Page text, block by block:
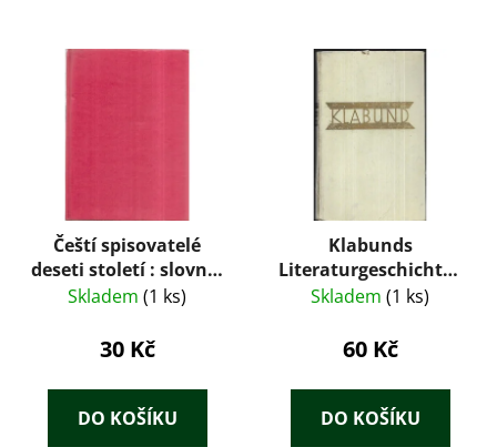
Čeští spisovatelé
deseti století : slovník
českých spisovatelů
počátku 20. století
Skladem (1 ks)
30 Kč
DO KOŠÍKU
Klabunds
Literaturgeschichte -
Die Deutsche und die
den Anfängen bis zur
Skladem (1 ks)
60 Kč
DO KOŠÍKU